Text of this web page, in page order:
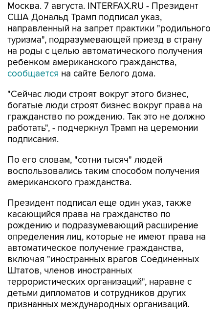
Москва. 7 августа. INTERFAX.RU - Президент
США Дональд Трамп подписал указ,
направленный на запрет практики "родильного
туризма", подразумевающей приезд в страну
на роды с целью автоматического получения
ребенком американского гражданства,
сообщается на сайте Белого дома.
"Сейчас люди строят вокруг этого бизнес,
богатые люди строят бизнес вокруг права на
гражданство по рождению. Так это не должно
работать", - подчеркнул Трамп на церемонии
подписания.
По его словам, "сотни тысяч" людей
воспользовались таким способом получения
американского гражданства.
Президент подписал еще один указ, также
касающийся права на гражданство по
рождению и подразумевающий расширение
определения лиц, которые не имеют права на
автоматическое получение гражданства,
включая "иностранных врагов Соединенных
Штатов, членов иностранных
террористических организаций", наравне с
детьми дипломатов и сотрудников других
признанных международных организаций.